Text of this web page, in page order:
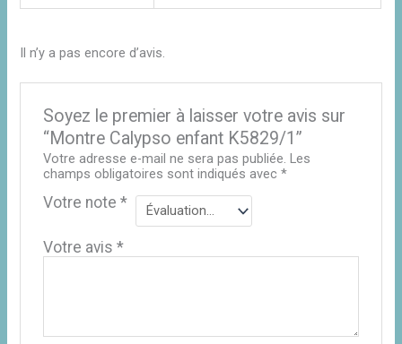
Il n’y a pas encore d’avis.
Soyez le premier à laisser votre avis sur
“Montre Calypso enfant K5829/1”
Votre adresse e-mail ne sera pas publiée. Les
champs obligatoires sont indiqués avec *
Votre note *
Votre avis *